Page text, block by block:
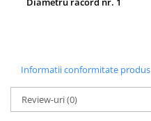
Informatii conformitate produs
Review-uri(0)